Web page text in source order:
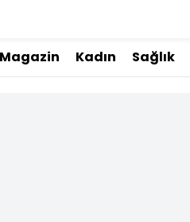
Magazin Kadın Sağlık